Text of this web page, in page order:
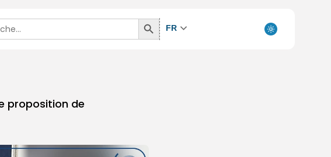
Search
Button
FR
proposition de